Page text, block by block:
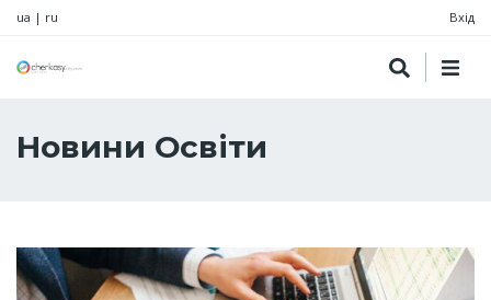
ua | ru Вхід
Новини Освіти